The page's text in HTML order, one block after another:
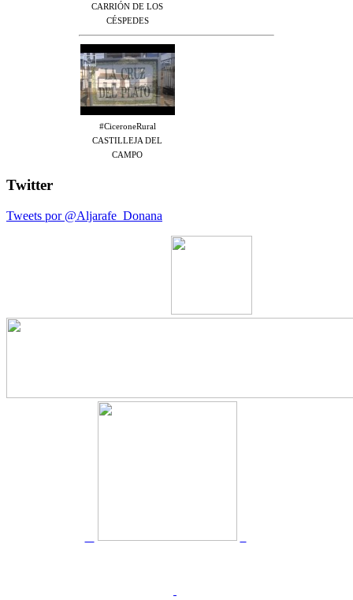
CARRIÓN DE LOS
CÉSPEDES
#CiceroneRural
CASTILLEJA DEL
CAMPO
Twitter
Tweets por @Aljarafe_Donana